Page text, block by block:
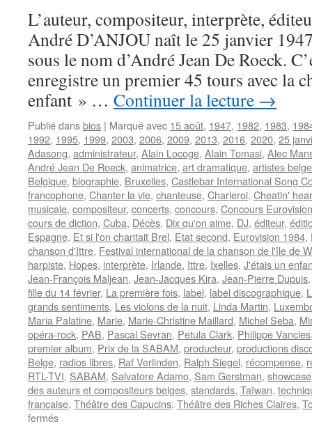
L’auteur, compositeur, interprète,
André D’ANJOU naît le 25 janvier
sous le nom d’André Jean De Roeck.
enregistre un premier 45 tours avec la
enfant » … Continuer la lecture →
Publié dansbios | Marqué avec 15 août, 1947, 1982, 1983,
1992, 1995, 1999, 2003, 2006, 2009, 2013, 2016, 2020, 25
Adasong, administrateur, Alain Locoge, Alain Tomasi, Alec
André Jean De Roeck, animatrice, art dramatique, artistes
Belgique, biographie, Bruxelles, Castlebar International Song
francophone, Chanter la vie, chanteuse, Charleroi, Cheatin'
musicale, compositeur, concerts, concours, Concours
cours de diction, Cuba, Décès, Dix qu'on aime, DJ, éditeur,
Espagne, Et si l'on chantait Brel, Etat second, Eurovision 1984,
chanson d'Ittre, Festival international de la chanson de l'île de
harpiste, Hopes, interprète, Irlande, Ittre, Ixelles, J'étais un
Jean-François Maljean, Jean-Jacques Kira, Jean-Pierre Dupuis
fille du 14 février, La première fois, label, label discographique,
grands sentiments, Les violons de la nuit, Linda Martin,
Maria Palatine, Marie, Marie-Christine Maillard, Michel Seba,
opéra-rock, PAB, Pascal Sevran, Petula Clark, Philippe Vancles
premier album, Prix de la SABAM, producteur, productions
Belge, radios libres, Raf Verlinden, Ralph Siegel, récompense,
RTL-TVI, SABAM, Salvatore Adamo, Sam Gerstman, showcase
des auteurs et compositeurs belges, standards, Taïwan,
française, Théâtre des Capucins, Théâtre des Riches Claires,
ferméssur